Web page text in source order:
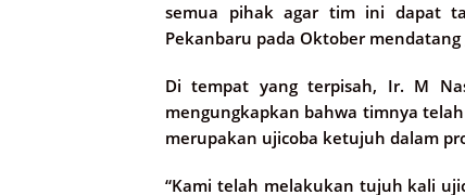
semua pihak agar tim ini dapat
Pekanbaru pada Oktober
Di tempat yang terpisah, Ir. M
mengungkapkan bahwa timnya
merupakan ujicoba ketujuh dalam
“Kami telah melakukan tujuh kali